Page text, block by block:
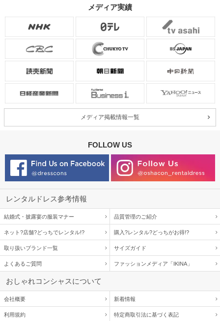
メディア実績
メディア掲載情報一覧
FOLLOW US
レンタルドレス参考情報
結婚式・披露宴の服装マナー 品質管理のご紹介
ネット?店舗?どっちでレンタル!? 購入?レンタル?どっちがお得!?
取り扱いブランド一覧 サイズガイド
よくあるご質問 ファッションメディア「IKINA」
おしゃれコンシャスについて
会社概要 新着情報
利用規約 特定商取引法に基づく表記